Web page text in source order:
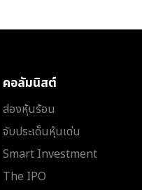
คอลัมนิสต์
ส่องหุ้นร้อน
จับประเด็นหุ้นเด่น
Smart Investment
The IPO